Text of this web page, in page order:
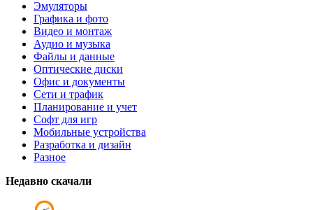
Эмуляторы
Графика и фото
Видео и монтаж
Аудио и музыка
Файлы и данные
Оптические диски
Офис и документы
Сети и трафик
Планирование и учет
Софт для игр
Мобильные устройства
Разработка и дизайн
Разное
Недавно скачали